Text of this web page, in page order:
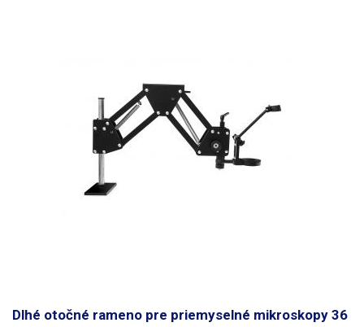
Dlhé otočné rameno pre priemyselné mikroskopy 36